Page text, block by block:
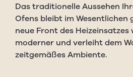
Das traditionelle Aussehen
Ofens bleibt im Wesentlichen
neue Front des
moderner und verleiht dem
zeitgemäßes Ambiente.